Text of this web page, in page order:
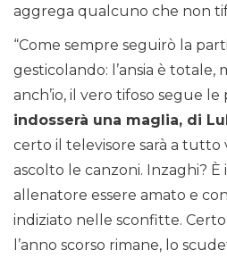
aggrega qualcuno che non
“Come sempre seguirò la
gesticolando: l’ansia è totale,
anch’io, il vero tifoso segue
indosserà una maglia, di
certo il televisore sarà a
ascolto le canzoni. Inzaghi? È
allenatore essere amato e
indiziato nelle sconfitte.
l’anno scorso rimane, lo